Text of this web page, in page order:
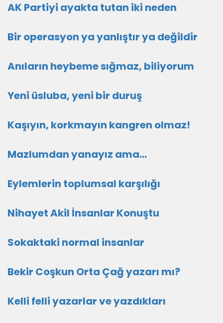
AK Partiyi ayakta tutan iki neden
Bir operasyon ya yanlıştır ya değildir
Anıların heybeme sığmaz, biliyorum
Yeni üsluba, yeni bir duruş
Kaşıyın, korkmayın kangren olmaz!
Mazlumdan yanayız ama…
Eylemlerin toplumsal karşılığı
Nihayet Akil İnsanlar Konuştu
Sokaktaki normal insanlar
Bekir Coşkun Orta Çağ yazarı mı?
Kelli felli yazarlar ve yazdıkları